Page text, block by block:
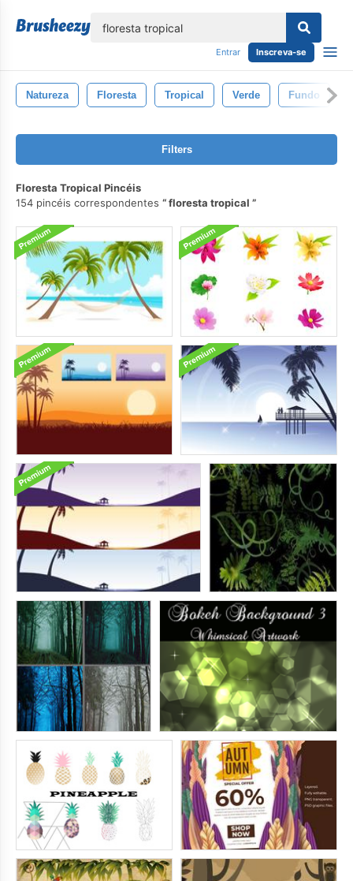
Entrar Inscreva-se
Natureza Floresta Tropical Verde Fundo
Filters
Floresta Tropical Pincéis
154 pincéis correspondentes
floresta tropical